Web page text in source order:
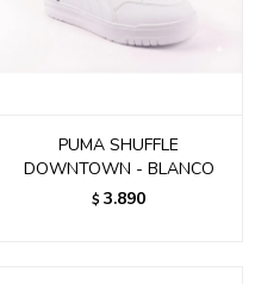
PUMA SHUFFLE
DOWNTOWN - BLANCO
$ 3.890